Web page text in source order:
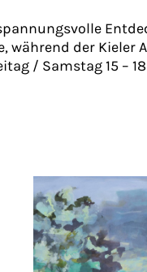
während der Kieler
/ Samstag 15 –